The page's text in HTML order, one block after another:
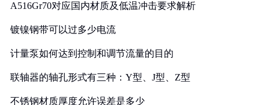
A516Gr70对应国内材质及低温冲击要求解析
镀镍钢带可以过多少电流
计量泵如何达到控制和调节流量的目的
联轴器的轴孔形式有三种：Y型、J型、Z型
不锈钢材质厚度允许误差是多少